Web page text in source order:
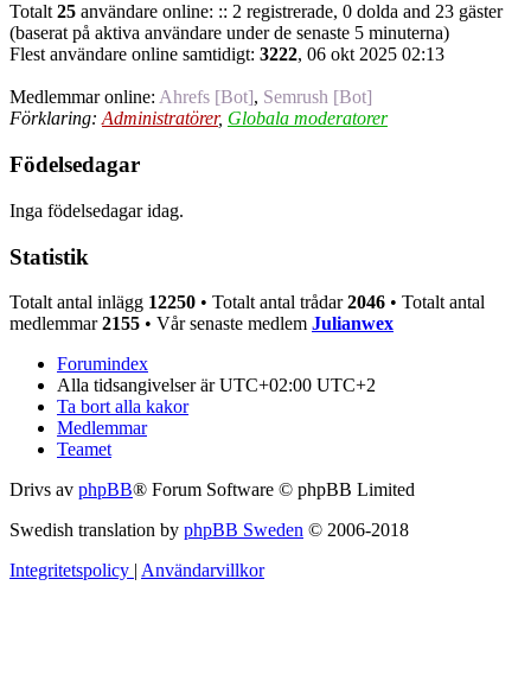
Totalt 25 användare online: :: 2 registrerade, 0 dolda and 23 gäster
(baserat på aktiva användare under de senaste 5 minuterna)
Flest användare online samtidigt: 3222, 06 okt 2025 02:13
Medlemmar online: Ahrefs [Bot], Semrush [Bot]
Förklaring: Administratörer, Globala moderatorer
Födelsedagar
Inga födelsedagar idag.
Statistik
Totalt antal inlägg 12250 • Totalt antal trådar2046 • Totalt antal
medlemmar2155 • Vår senaste medlem Julianwex
Forumindex
Alla tidsangivelser är UTC+02:00 UTC+2
Ta bort alla kakor
Medlemmar
Teamet
Drivs av phpBB® Forum Software © phpBB Limited
Swedish translation by phpBB Sweden © 2006-2018
Integritetspolicy | Användarvillkor